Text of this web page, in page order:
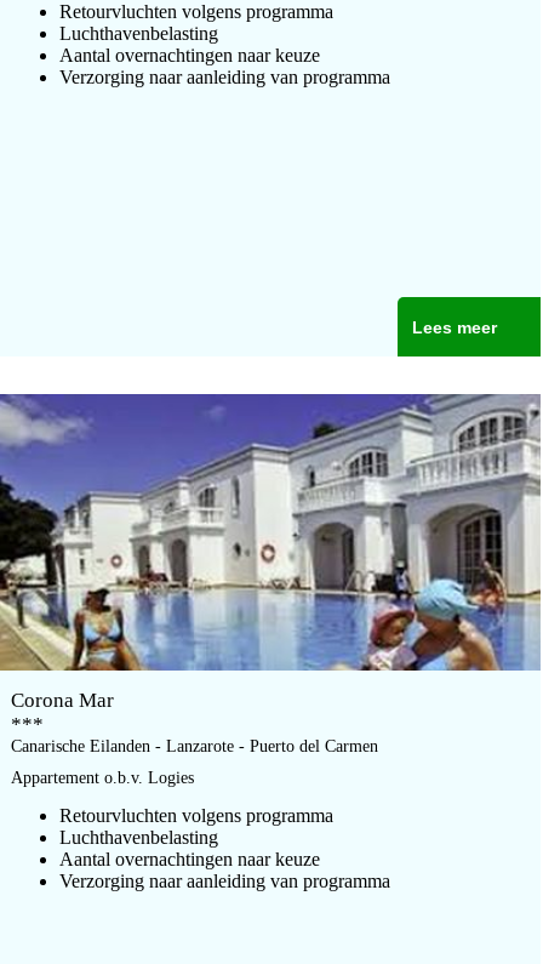
Retourvluchten volgens programma
Luchthavenbelasting
Aantal overnachtingen naar keuze
Verzorging naar aanleiding van programma
Lees meer
Corona Mar
***
Canarische Eilanden - Lanzarote - Puerto del Carmen
Appartement o.b.v. Logies
Retourvluchten volgens programma
Luchthavenbelasting
Aantal overnachtingen naar keuze
Verzorging naar aanleiding van programma